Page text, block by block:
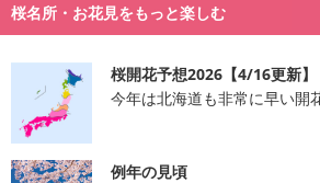
桜名所・お花見をもっと楽しむ
桜開花予想2026【4/16更新】
今年は北海道も非常に早い開
例年の見頃